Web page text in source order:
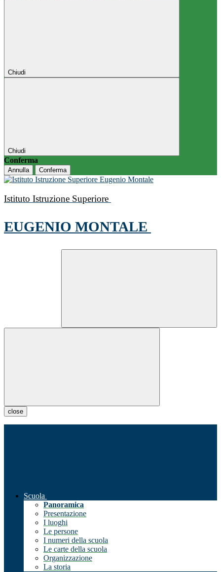
Chiudi
Chiudi
Conferma
Annulla Conferma
Istituto Istruzione Superiore
EUGENIO MONTALE
close
Scuola
Panoramica
Presentazione
I luoghi
Le persone
I numeri della scuola
Le carte della scuola
Organizzazione
La storia